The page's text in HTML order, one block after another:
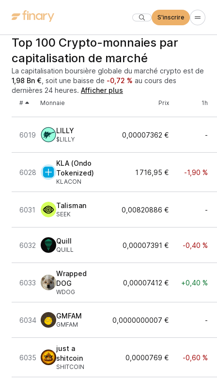
S'inscrire
Top 100 Crypto-monnaies par
capitalisation de marché
La capitalisation boursière globale du marché crypto est de
1,98 Bn € , soit une baisse de -0,72 % au cours des
dernières 24 heures. Afficher plus
# Monnaie Prix 1h
6019
LILLY
$LILLY
0,00007362 € -
6028
KLA (Ondo
Tokenized)
KLACON
1 716,95 € -1,90 %
6031
Talisman
SEEK
0,00820886 € -
6032
Quill
QUILL
0,00007391 € -0,40 %
6033
Wrapped
DOG
WDOG
0,00007412 € +0,40 %
6034
GMFAM
GMFAM
0,0000000007 € -
6035
just a
shitcoin
SHITCOIN
0,0000769 € -0,60 %